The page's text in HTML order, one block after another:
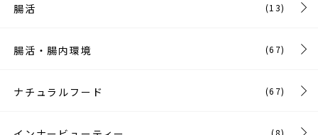
腸活 (13)
腸活・腸内環境 (67)
ナチュラルフード (67)
(8)